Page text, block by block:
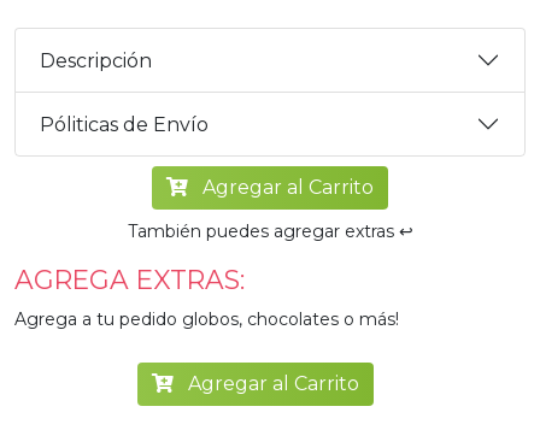
Descripción
Póliticas de Envío
Agregar al Carrito
También puedes agregar extras ↩️
AGREGA EXTRAS:
Agrega a tu pedido globos, chocolates o más!
Agregar al Carrito